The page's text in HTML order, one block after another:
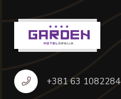
+381 63 1082284